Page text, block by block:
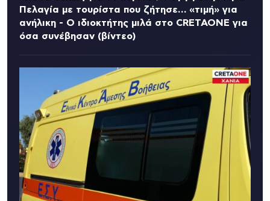
Πελαγία με τουρίστα που ζήτησε… «τιμή» για
ανήλικη - Ο ιδιοκτήτης μιλά στο CRETAONE για
όσα συνέβησαν (βίντεο)